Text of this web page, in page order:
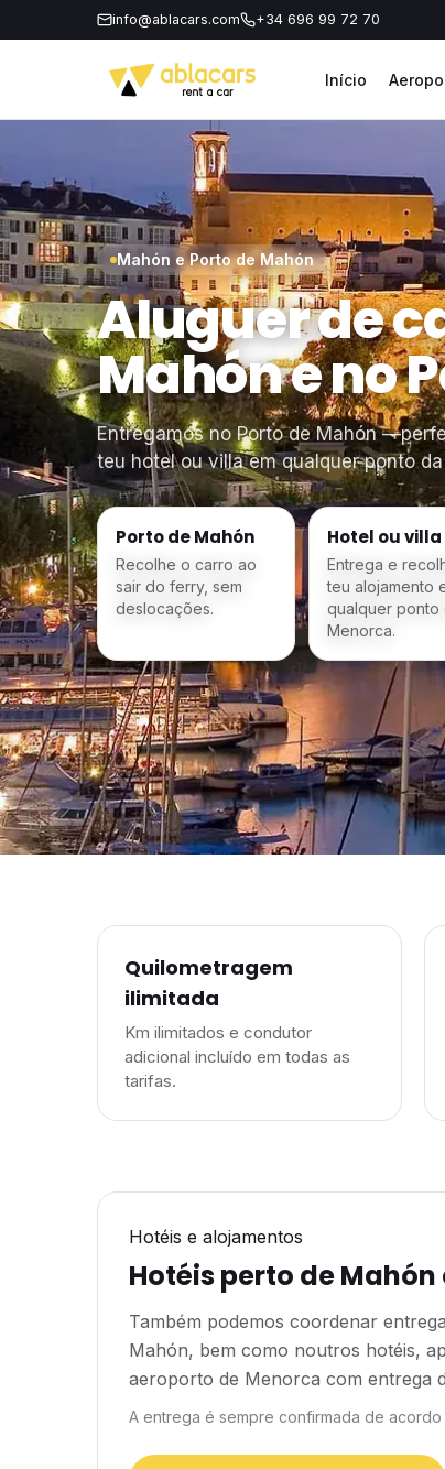
info@ablacars.com +34 696 99 72 70
Início
Mahón e Porto de Mahón
Aluguer de
Mahón e no
Entregamos no Porto de Mahón
teu hotel ou villa em qualquer ponto
Porto de Mahón
Recolhe o carro ao
sair do ferry, sem
deslocações.
Hotel ou villa
Entrega e
teu alojamento
qualquer ponto
Menorca.
Quilometragem
ilimitada
Km ilimitados e condutor
adicional incluído em todas as
tarifas.
Hotéis e alojamentos
Hotéis perto de Mahón
Também podemos coordenar
Mahón, bem como noutros hotéis,
aeroporto de Menorca com entrega
A entrega é sempre confirmada de